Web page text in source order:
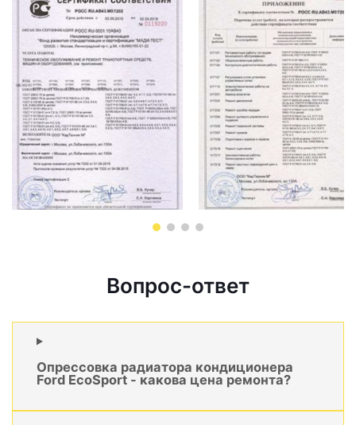
Вопрос-ответ
Опрессовка радиатора кондиционера
Ford EcoSport - какова цена ремонта?